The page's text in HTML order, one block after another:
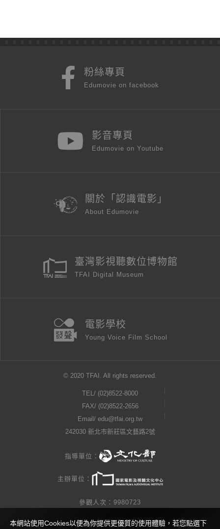
粉絲專頁
Edumovie on facebook
影音專頁
Edumovie on Youtube
關於「認識電影」
About Edumovie
臺灣影視聽數位博物館
TFAI Digital Museum
電影學校
Young Voice Film School
© 2020 TFAI. All rights reserved.
TEL/ (02)8522-8000
FAX/ (02)8522-2656
Email/ edu@tfai.org.tw
242030 新北市新莊區文藝路2號
指導單位：
主辦單位：
參觀人次：9980723
隱私權公告
本網站使用Cookies以便為你提供更優質的使用體驗，若您點選下